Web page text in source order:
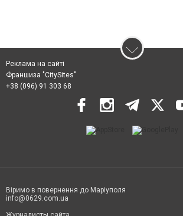
Реклама на сайті
Франшиза "CitySites"
+38 (096) 91 303 68
Віримо в повернення до Маріуполя
info@0629.com.ua